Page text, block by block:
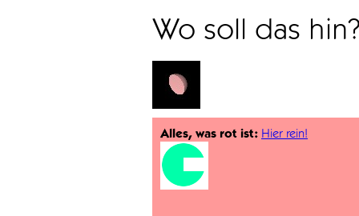
Wo soll das
Alles, was rot ist: Hier rein!